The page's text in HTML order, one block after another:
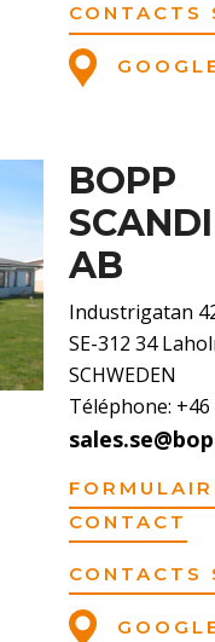
CONTACTS
BOPP
AB
Industrigatan
SE-312 34
SCHWEDEN
Téléphone: +46
CONTACT
CONTACTS